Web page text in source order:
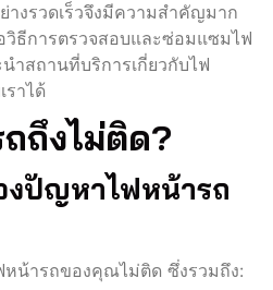
งรวดเร็วจึงมีความสำคัญมาก
วิธีการตรวจสอบและซ่อมแซมไฟ
ำสถานที่บริการเกี่ยวกับไฟ
ราได้
ถึงไม่ติด?
งปัญหาไฟหน้ารถ
หน้ารถของคุณไม่ติด ซึ่งรวมถึง: